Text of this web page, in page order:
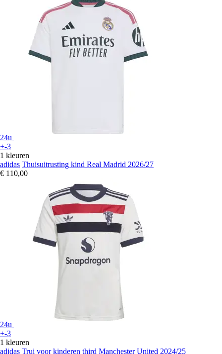
24u
+-3
1 kleuren
adidas Thuisuitrusting kind Real Madrid 2026/27
€ 110,00
24u
+-3
1 kleuren
adidas Trui voor kinderen third Manchester United 2024/25